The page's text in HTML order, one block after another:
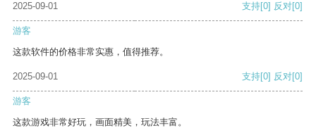
2025-09-01
支持[0] 反对[0]
游客
这款软件的价格非常实惠，值得推荐。
2025-09-01 支持[0] 反对[0]
游客
这款游戏非常好玩，画面精美，玩法丰富。